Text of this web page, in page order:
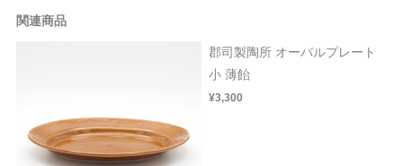
関連商品
郡司製陶所 オーバルプレート
小 薄飴
¥3,300